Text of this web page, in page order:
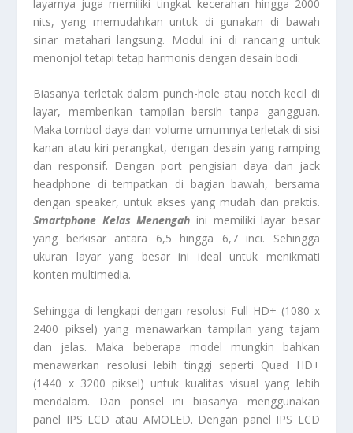
layarnya juga memiliki tingkat kecerahan hingga 2000
nits, yang memudahkan untuk di gunakan di bawah
sinar matahari langsung. Modul ini di rancang untuk
menonjol tetapi tetap harmonis dengan desain bodi.
Biasanya terletak dalam punch-hole atau notch kecil di
layar, memberikan tampilan bersih tanpa gangguan.
Maka tombol daya dan volume umumnya terletak di sisi
kanan atau kiri perangkat, dengan desain yang ramping
dan responsif. Dengan port pengisian daya dan jack
headphone di tempatkan di bagian bawah, bersama
dengan speaker, untuk akses yang mudah dan praktis.
Smartphone Kelas Menengah ini memiliki layar besar
yang berkisar antara 6,5 hingga 6,7 inci. Sehingga
ukuran layar yang besar ini ideal untuk menikmati
konten multimedia.
Sehingga di lengkapi dengan resolusi Full HD+ (1080 x
2400 piksel) yang menawarkan tampilan yang tajam
dan jelas. Maka beberapa model mungkin bahkan
menawarkan resolusi lebih tinggi seperti Quad HD+
(1440 x 3200 piksel) untuk kualitas visual yang lebih
mendalam. Dan ponsel ini biasanya menggunakan
panel IPS LCD atau AMOLED. Dengan panel IPS LCD